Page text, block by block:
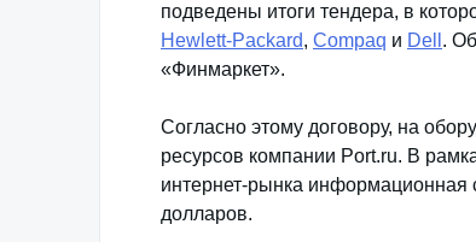
подведены итоги тендера, в
Hewlett-Packard, Compaq и Dell .
«Финмаркет».
Согласно этому договору, на
ресурсов компании Port.ru. В
интернет-рынка информационная
долларов.